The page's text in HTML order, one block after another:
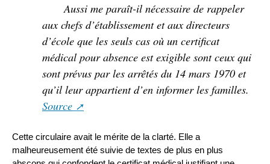
Aussi me paraît-il nécessaire de rappeler
aux chefs d’établissement et aux directeurs
d’école que les seuls cas où un certificat
médical pour absence est exigible sont ceux qui
sont prévus par les arrêtés du 14 mars 1970 et
qu’il leur appartient d’en informer les familles.
Source
Cette circulaire avait le mérite de la clarté. Elle a
malheureusement été suivie de textes de plus en plus